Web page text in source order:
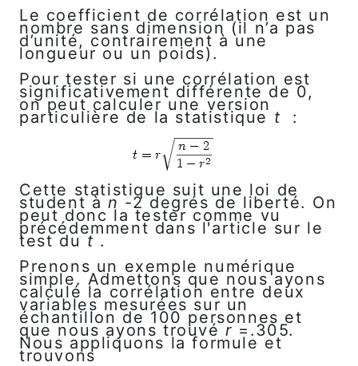
Le coefficient de corrélation est un
nombre sans dimension (il n’a pas
d’unité, contrairement à une
longueur ou un poids).
Pour tester si une corrélation est
significativement différente de 0,
on peut calculer une version
particulière de la statistique t :
Cette statistique suit une loi de
student àn -2 degrés de liberté. On
peut donc la tester comme vu
précédemment dans l'article sur le
test dut .
Prenons un exemple numérique
simple. Admettons que nous ayons
calculé la corrélation entre deux
variables mesurées sur un
échantillon de 100 personnes et
que nous ayons trouvér =.305.
Nous appliquons la formule et
trouvons